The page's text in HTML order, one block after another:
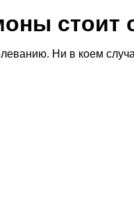
стоит
Ни в коем